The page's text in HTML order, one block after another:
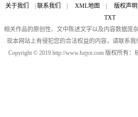
关于我们 | 联系我们 | XML地图 | 版权声明
TXT
相关作品的原创性、文中陈述文字以及内容数据庞
现本网站上有侵犯您的合法权益的内容，请联系我
Copyright © 2019 http://www.hzjyn.com 版权所有